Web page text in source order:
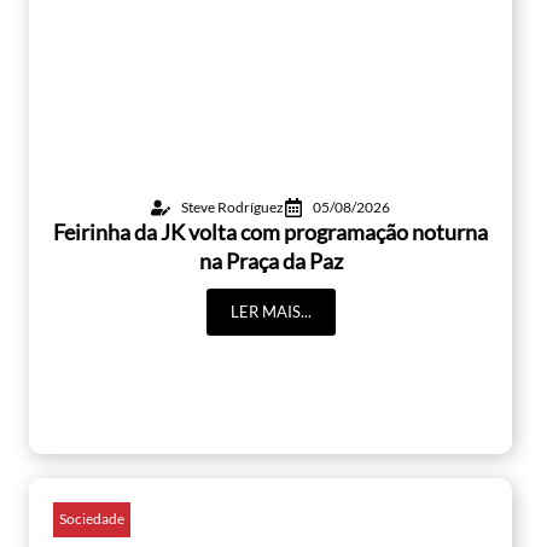
Steve Rodríguez 05/08/2026
Feirinha da JK volta com programação noturna
na Praça da Paz
LER MAIS...
Sociedade